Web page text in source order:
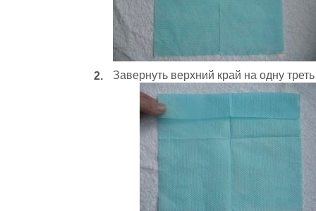
Завернуть верхний край на одну